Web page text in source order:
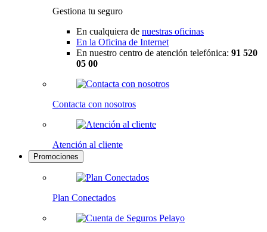
Gestiona tu seguro
En cualquiera de nuestras oficinas
En la Oficina de Internet
En nuestro centro de atención telefónica: 91 520
05 00
Contacta con nosotros
Atención al cliente
Promociones
Plan Conectados